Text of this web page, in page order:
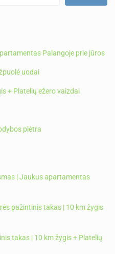
Palangoje prie jūros
uodai
+ Platelių ežero vaizdai
plėtra
| Jaukus apartamentas
pažintinis takas | 10 km žygis
takas | 10 km žygis + Platelių